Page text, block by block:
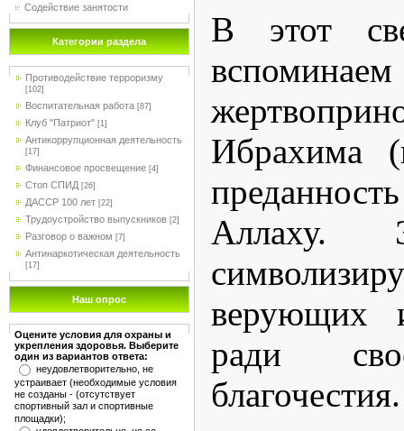
Содействие занятости
Категории раздела
Противодействие терроризму
[102]
Воспитательная работа [87]
Клуб "Патриот" [1]
Антикоррупционная деятельность
[17]
Финансовое просвещение [4]
Стоп СПИД [26]
ДАССР 100 лет [22]
Трудоустройство выпускников [2]
Разговор о важном [7]
Антинаркотическая деятельность
[17]
Наш опрос
Оцените условия для охраны и
укрепления здоровья. Выберите
один из вариантов ответа:
неудовлетворительно, не
устраивает (необходимые условия
не созданы - (отсутствует
спортивный зал и спортивные
площадки);
В этот
вспоминаем
Ибрахима
Аллаху.
верующих
ради
благочестия.